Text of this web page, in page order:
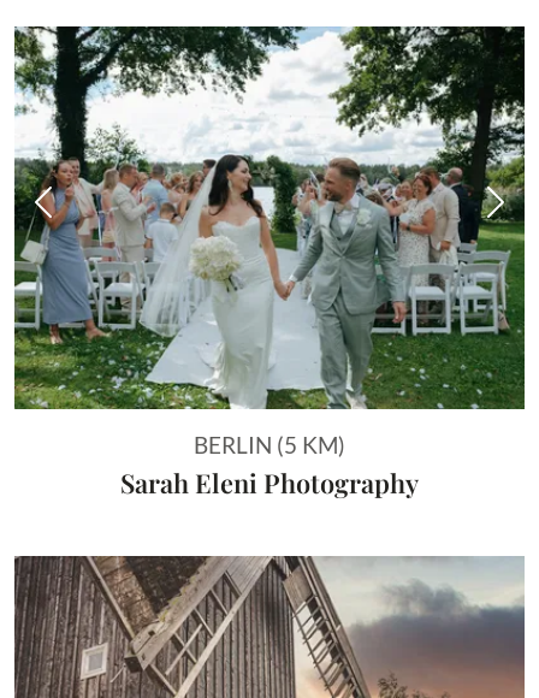
Vorheriges Bild
BERLIN (5 KM)
Sarah Eleni Photography